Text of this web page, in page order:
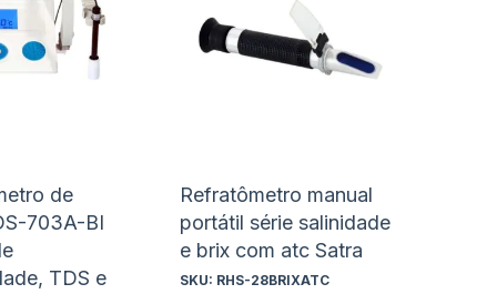
de
703A-BI
TDS e
lista
Adicionar
para
Refratômetro manual
portátil série salinidade
e brix com atc Satra
SKU: RHS-28BRIXATC